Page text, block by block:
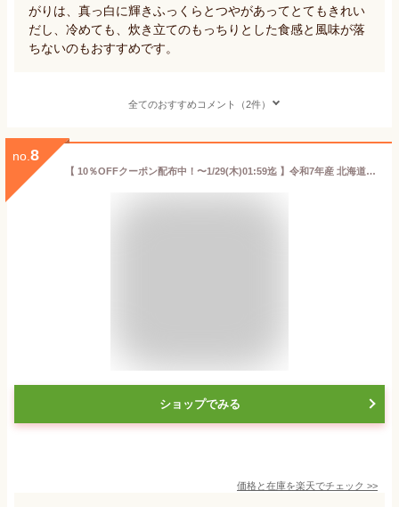
がりは、真っ白に輝きふっくらとつやがあってとてもきれい
だし、冷めても、炊き立てのもっちりとした食感と風味が落
ちないのもおすすめです。
全てのおすすめコメント（2件）
no. 8
【 10％OFFクーポン配布中！〜1/29(木)01:59迄 】令和7年産 北海道産 ゆめぴりか 10kg (5kg×2袋セット)＜白米＞ 【送料無料】【北海道米 送料込み 米 お米 真空パック選択可】
ショップでみる
価格と在庫を楽天でチェック >>